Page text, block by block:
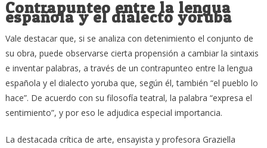
Contrapunteo entre la lengua
española y el dialecto yoruba
Vale destacar que, si se analiza con detenimiento el conjunto de
su obra, puede observarse cierta propensión a cambiar la sintaxis
e inventar palabras, a través de un contrapunteo entre la lengua
española y el dialecto yoruba que, según él, también “el pueblo lo
hace”. De acuerdo con su filosofía teatral, la palabra “expresa el
sentimiento”, y por eso le adjudica especial importancia.
La destacada crítica de arte, ensayista y profesora Graziella